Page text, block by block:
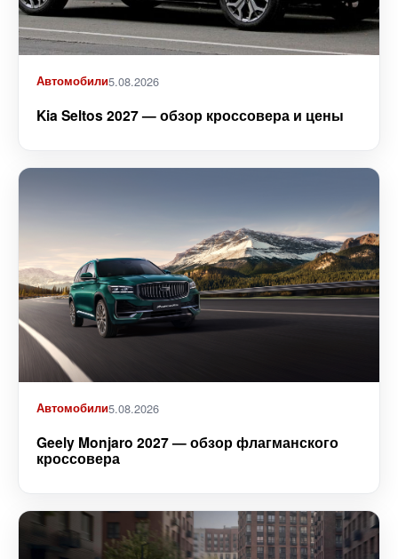
Автомобили5.08.2026
Kia Seltos 2027 — обзор кроссовера и цены
Автомобили5.08.2026
Geely Monjaro 2027 — обзор флагманского
кроссовера